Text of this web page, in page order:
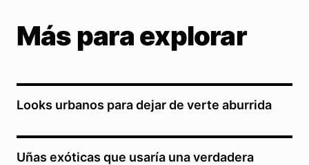
Más para explorar
Looks urbanos para dejar de verte aburrida
Uñas exóticas que usaría una verdadera